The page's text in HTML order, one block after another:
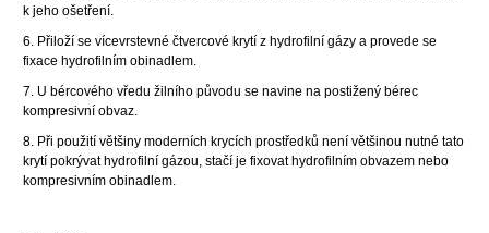
k jeho ošetření.
6. Přiloží se vícevrstevné čtvercové krytí z hydrofilní gázy a provede se
fixace hydrofilním obinadlem.
7. U bércového vředu žilního původu se navine na postižený bérec
kompresivní obvaz.
8. Při použití většiny moderních krycích prostředků není většinou nutné tato
krytí pokrývat hydrofilní gázou, stačí je fixovat hydrofilním obvazem nebo
kompresivním obinadlem.